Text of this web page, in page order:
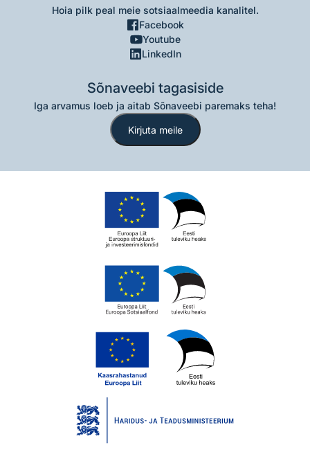
Hoia pilk peal meie sotsiaalmeedia kanalitel.
Facebook
Youtube
LinkedIn
Sõnaveebi tagasiside
Iga arvamus loeb ja aitab Sõnaveebi paremaks teha!
Kirjuta meile